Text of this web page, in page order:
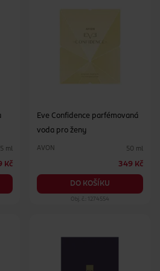
ml
Kč
Eve Confidence parfémovaná
voda pro ženy
AVON 50 ml
349 Kč
DO KOŠÍKU
Obj. č.: 1274554